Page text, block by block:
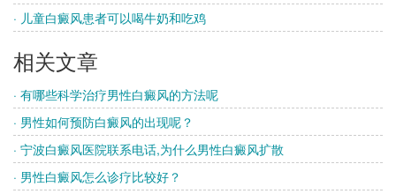
· 儿童白癜风患者可以喝牛奶和吃鸡
相关文章
· 有哪些科学治疗男性白癜风的方法呢
· 男性如何预防白癜风的出现呢？
· 宁波白癜风医院联系电话,为什么男性白癜风扩散
· 男性白癜风怎么诊疗比较好？